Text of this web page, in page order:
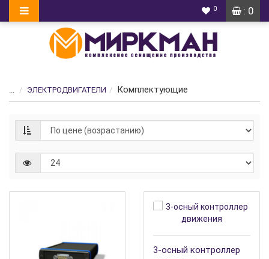
: 0
0
... ЭЛЕКТРОДВИГАТЕЛИ Комплектующие
3-осный контроллер